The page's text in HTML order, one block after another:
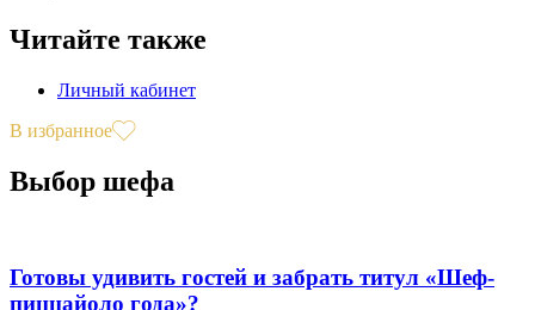
Читайте также
Личный кабинет
В избранное
Выбор шефа
Готовы удивить гостей и забрать титул «Шеф-
пиццайоло года»?